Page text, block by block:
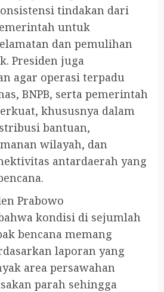
tindakan dari
untuk
dan pemulihan
Presiden juga
agar operasi terpadu
BNPB, serta pemerintah
khususnya dalam
bantuan,
wilayah, dan
antardaerah yang
Prabowo
kondisi di sejumlah
bencana memang
laporan yang
area persawahan
parah sehingga